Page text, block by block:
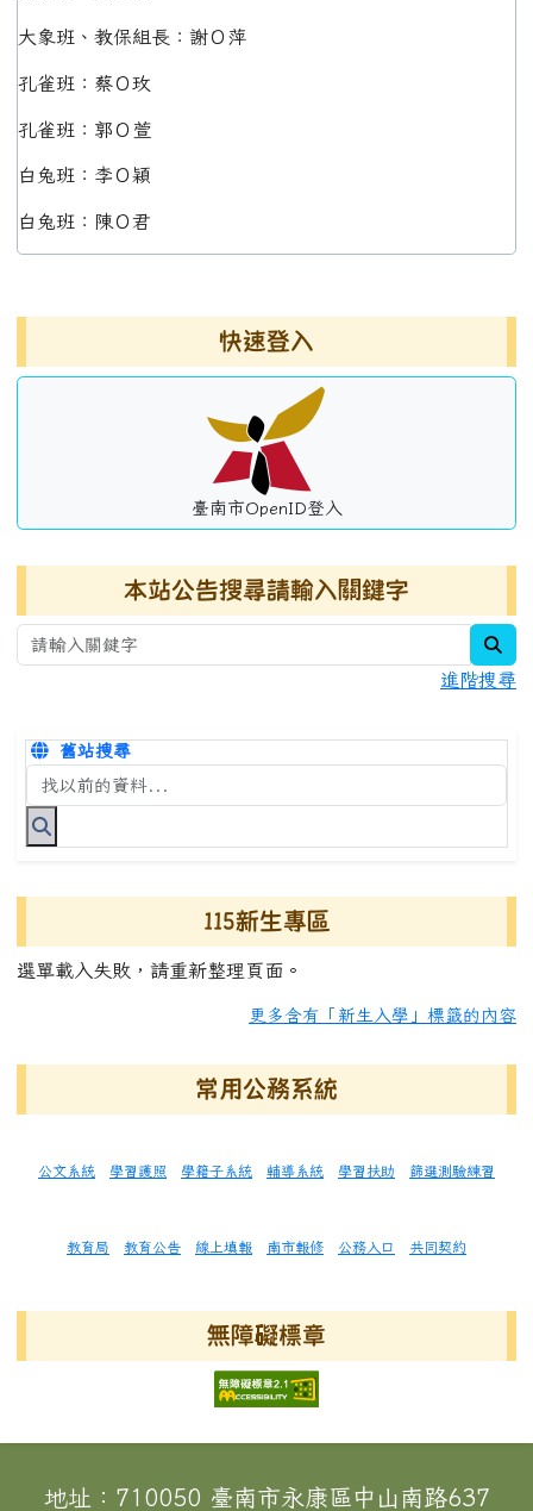
大象班、教保組長：謝Ｏ萍
孔雀班：蔡Ｏ玫
孔雀班：郭Ｏ萱
白兔班：李Ｏ穎
白兔班：陳Ｏ君
快速登入
臺南市OpenID登入
本站公告搜尋請輸入關鍵字
進階搜尋
舊站搜尋
搜尋台南市永康國小全球資訊網關鍵字
115新生專區
選單載入失敗，請重新整理頁面。
更多含有「新生入學」標籤的內容
常用公務系統
公文系統 學習護照 學籍子系統 輔導系統 學習扶助 篩選測驗練習
教育局 教育公告 線上填報 南市報修 公務入口 共同契約
無障礙標章
頁尾區域內容
地址：710050 臺南市永康區中山南路637